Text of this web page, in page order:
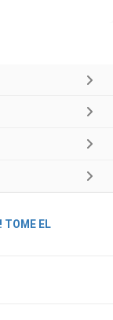
TOME EL